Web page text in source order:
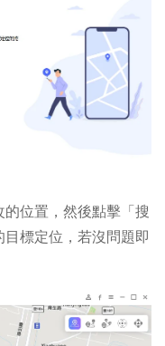
位置，然後點擊「搜
標定位，若沒問題即